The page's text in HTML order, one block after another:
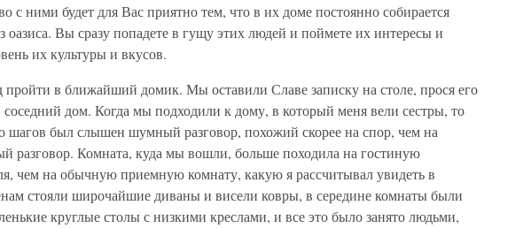
с ними будет для Вас приятно тем, что в их доме постоянно собирается
оазиса. Вы сразу попадете в гущу этих людей и поймете их интересы и
их культуры и вкусов.
пройти в ближайший домик. Мы оставили Славе записку на столе, прося его
дом. Когда мы подходили к дому, в который меня вели сестры, то
шагов был слышен шумный разговор, похожий скорее на спор, чем на
разговор. Комната, куда мы вошли, больше походила на гостиную
чем на обычную приемную комнату, какую я рассчитывал увидеть в
стояли широчайшие диваны и висели ковры, в середине комнаты были
круглые столы с низкими креслами, и все это было занято людьми,